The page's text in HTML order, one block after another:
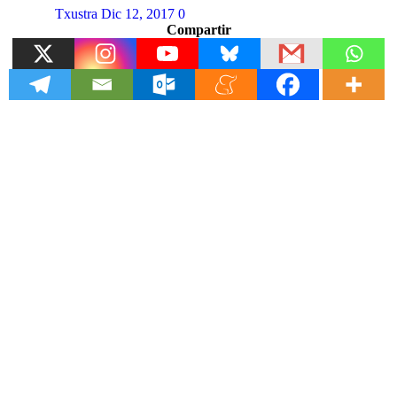
Txustra Dic 12, 2017 0
Compartir